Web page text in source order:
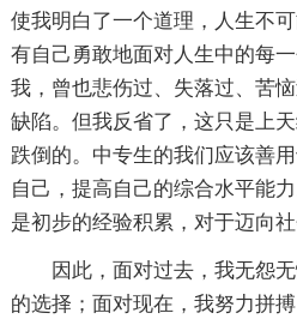
使我明白了一个道理，人生不
有自己勇敢地面对人生中的每
我，曾也悲伤过、失落过、苦
缺陷。但我反省了，这只是上
跌倒的。中专生的我们应该善
自己，提高自己的综合水平能
是初步的经验积累，对于迈向社
因此，面对过去，我无怨
的选择；面对现在，我努力拼